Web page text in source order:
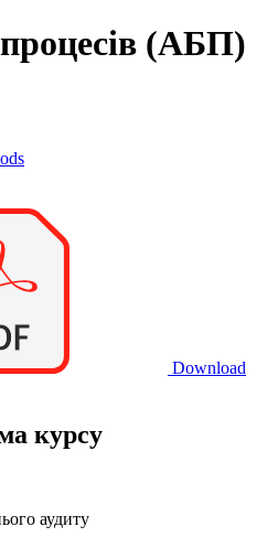
процесів (АБП)
Download
курсу
аудиту